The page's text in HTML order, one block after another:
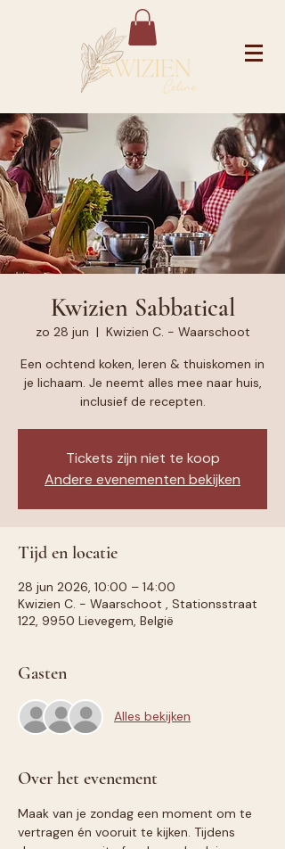
Kwizien Sabbatical
zo 28 jun
  |
Kwizien C. - Waarschoot
Een ochtend koken, leren & thuiskomen in
je lichaam. Je neemt alles mee naar huis,
inclusief de recepten.
Tickets zijn niet te koop
Andere evenementen bekijken
Tijd en locatie
28 jun 2026, 10:00 – 14:00
Kwizien C. - Waarschoot , Stationsstraat
122, 9950 Lievegem, België
Gasten
Alles bekijken
Over het evenement
Maak van je zondag een moment om te
vertragen én vooruit te kijken. Tijdens